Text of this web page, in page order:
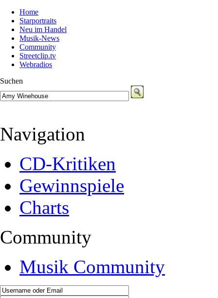
Home
Starportraits
Neu im Handel
Musik-News
Community
Streetclip.tv
Webradios
Suchen
Navigation
CD-Kritiken
Gewinnspiele
Charts
Community
Musik Community